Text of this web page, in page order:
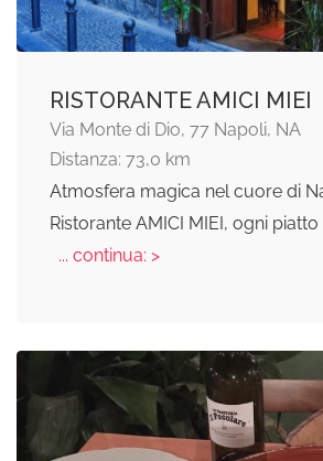
RISTORANTE AMICI MIEI
Via Monte di Dio, 77 Napoli, NA
Distanza: 73,0 km
Atmosfera magica nel cuore di
Ristorante AMICI MIEI, ogni
... continua: >